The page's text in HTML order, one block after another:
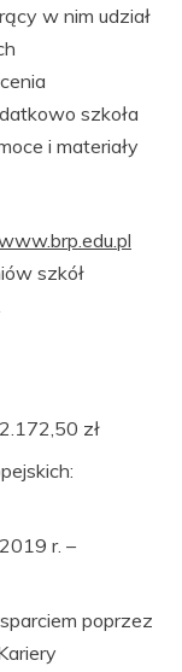
w nim udział
szkoła
i materiały
szkół
zł
r. –
poprzez